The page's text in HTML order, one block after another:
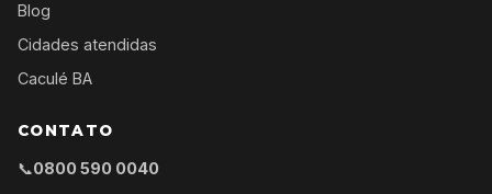
Blog
Cidades atendidas
Caculé BA
CONTATO
📞0800 590 0040